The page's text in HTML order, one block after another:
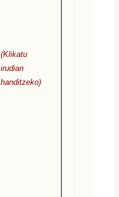
(Klikatu
irudian
handitzeko)